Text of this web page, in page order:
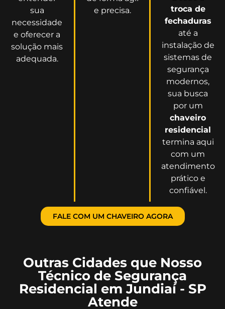
sua
necessidade
e oferecer a
solução mais
adequada.
e precisa.
troca de
fechaduras
até a
instalação de
sistemas de
segurança
modernos,
sua busca
por um
chaveiro
residencial
termina aqui
com um
atendimento
prático e
confiável.
FALE COM UM CHAVEIRO AGORA
Outras Cidades que Nosso
Técnico de Segurança
Residencial em Jundiaí - SP
Atende